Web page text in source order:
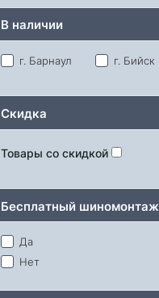
В наличии
г. Барнаул г. Бийск
Скидка
Товары со скидкой
Бесплатный шиномонтаж
Да
Нет